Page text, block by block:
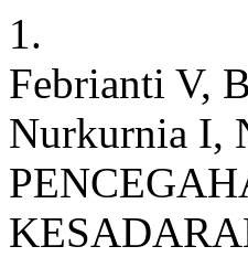
1.
Febrianti V,
Nurkurnia I,